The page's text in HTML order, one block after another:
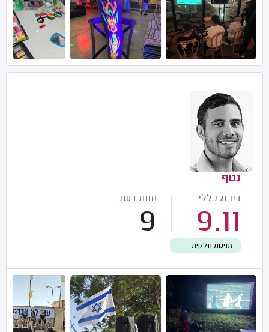
נטף
דירוג כללי
9.11
חוות דעת
9
זמינות חלקית